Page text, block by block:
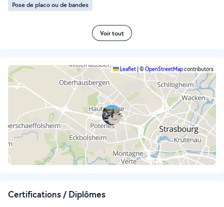
Pose de placo ou de bandes
Voir tout
Leaflet ©OpenStreetMapcontributors
Certifications / Diplômes